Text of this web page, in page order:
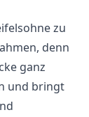
zu
denn
ganz
und bringt